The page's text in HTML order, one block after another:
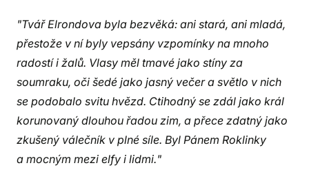
"Tvář Elrondova byla bezvěká: ani stará, ani mladá,
přestože v ní byly vepsány vzpomínky na mnoho
radostí i žalů. Vlasy měl tmavé jako stíny za
soumraku, oči šedé jako jasný večer a světlo v nich
se podobalo svitu hvězd. Ctihodný se zdál jako král
korunovaný dlouhou řadou zim, a přece zdatný jako
zkušený válečník v plné síle. Byl Pánem Roklinky
a mocným mezi elfy i lidmi."